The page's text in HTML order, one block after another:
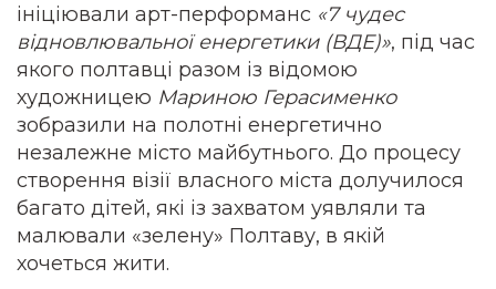
ініціювали арт-перформанс «7 чудес
відновлювальної енергетики (ВДЕ)», під час
якого полтавці разом із відомою
художницею Мариною Герасименко
зобразили на полотні енергетично
незалежне місто майбутнього. До процесу
створення візії власного міста долучилося
багато дітей, які із захватом уявляли та
малювали «зелену» Полтаву, в якій
хочеться жити.